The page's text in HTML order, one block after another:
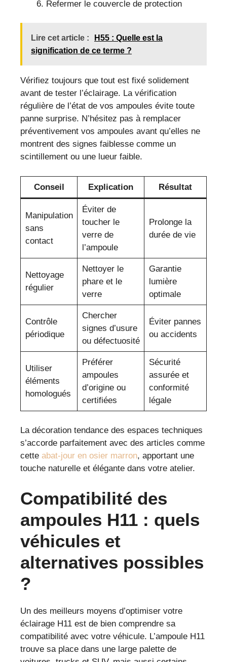
Refermer le couvercle de protection
Lire cet article :
H55 : Quelle est la
signification de ce terme ?
Vérifiez toujours que tout est fixé solidement
avant de tester l’éclairage. La vérification
régulière de l’état de vos ampoules évite toute
panne surprise. N’hésitez pas à remplacer
préventivement vos ampoules avant qu’elles ne
montrent des signes faiblesse comme un
scintillement ou une lueur faible.
Conseil Explication Résultat
Manipulation
sans
contact
Éviter de
toucher le
verre de
l’ampoule
Prolonge la
durée de vie
Nettoyage
régulier
Nettoyer le
phare et le
verre
Garantie
lumière
optimale
Contrôle
périodique
Chercher
signes d’usure
ou défectuosité
Éviter pannes
ou accidents
Utiliser
éléments
homologués
Préférer
ampoules
d’origine ou
certifiées
Sécurité
assurée et
conformité
légale
La décoration tendance des espaces techniques
s’accorde parfaitement avec des articles comme
cette abat-jour en osier marron, apportant une
touche naturelle et élégante dans votre atelier.
Compatibilité des
ampoules H11 : quels
véhicules et
alternatives possibles
?
Un des meilleurs moyens d’optimiser votre
éclairage H11 est de bien comprendre sa
compatibilité avec votre véhicule. L’ampoule H11
trouve sa place dans une large palette de